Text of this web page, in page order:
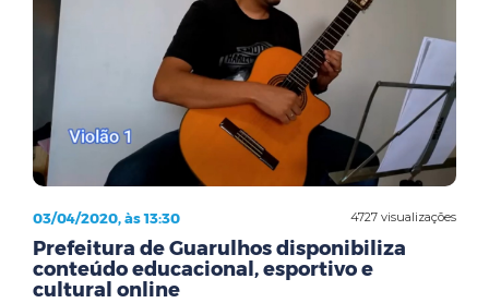
4727 visualizações
03/04/2020, às 13:30
Prefeitura de Guarulhos disponibiliza
conteúdo educacional, esportivo e
cultural online